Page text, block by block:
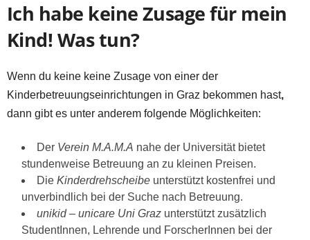
Ich habe keine Zusage für mein
Kind! Was tun?
Wenn du keine keine Zusage von einer der
Kinderbetreuungseinrichtungen in Graz bekommen hast,
dann gibt es unter anderem folgende Möglichkeiten:
Der Verein M.A.M.A nahe der Universität bietet
stundenweise Betreuung an zu kleinen Preisen.
Die Kinderdrehscheibe unterstützt kostenfrei und
unverbindlich bei der Suche nach Betreuung.
unikid – unicare Uni Graz unterstützt zusätzlich
StudentInnen, Lehrende und ForscherInnen bei der